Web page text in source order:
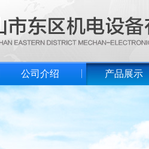
公司介绍 产品展示